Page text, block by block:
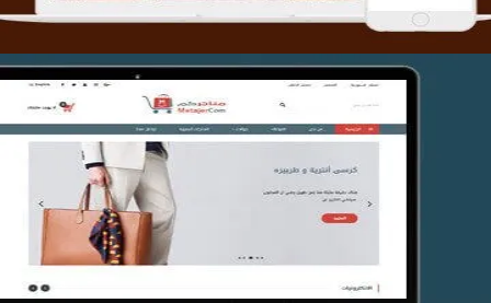
تصميم متجر متاجركم